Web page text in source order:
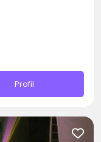
Profil